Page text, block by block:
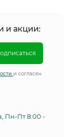
и акции:
и согласен
Пн-Пт 8:00 -